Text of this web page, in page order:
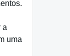
a
uma